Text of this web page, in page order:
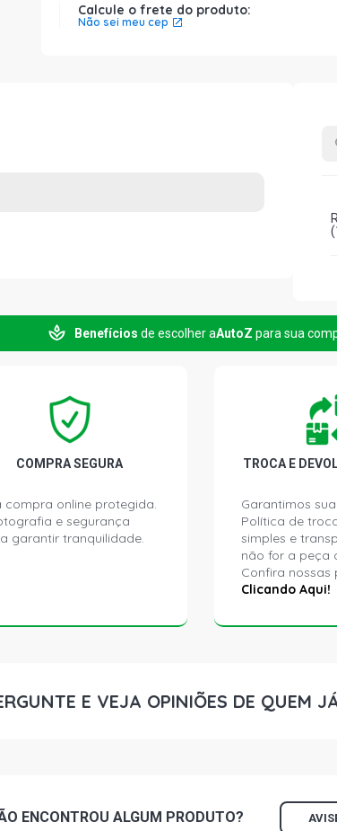
Calcule o frete do produto:
Não sei meu cep
Benefícios de escolher aAutoZ para sua
COMPRA SEGURA
compra online protegida.
e segurança
garantir tranquilidade.
TROCA E
Garantimos
Política de
simples e
não for a peça
Confira nossas
Clicando Aqui!
E VEJA OPINIÕES DE QUEM
ENCONTROU ALGUM PRODUTO?